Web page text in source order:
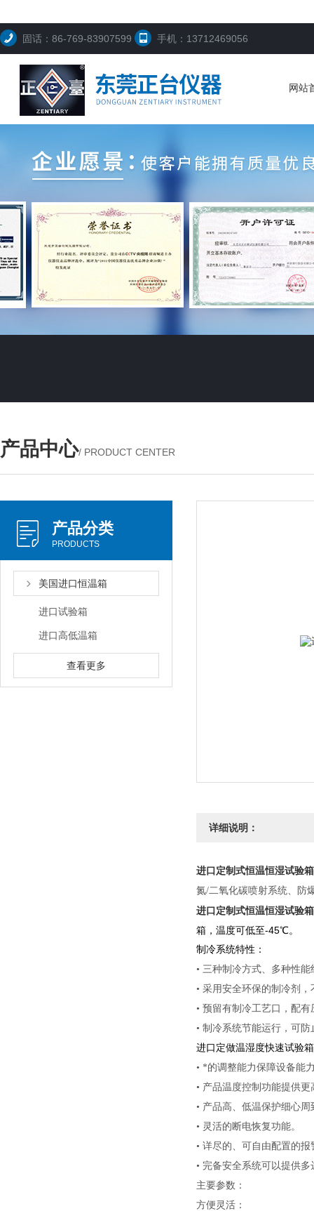
固话：86-769-83907599 手机：13712469056
网站
产品中心/ PRODUCT CENTER
产品分类
PRODUCTS
美国进口恒温箱
进口试验箱
进口高低温箱
查看更多
详细说明：
进口定制式恒温恒湿试验箱
氮/二氧化碳喷射系统、防
进口定制式恒温恒湿试验箱
箱，温度可低至-45℃。
制 冷系统特性：
• 三种制冷方式、多种性
• 采用安全环保的制冷剂
• 预留有制冷工艺口，配
• 制冷系统节能运行，可
进口定做温湿度快速试验箱
• *的调整能力保障设备能
• 产品温度控制功能提供
• 产品高、低温保护细心
• 灵活的断电恢复功能。
• 详尽的、可自由配置的报
• 完备安全系统可以提供
主要参数：
方便灵活：